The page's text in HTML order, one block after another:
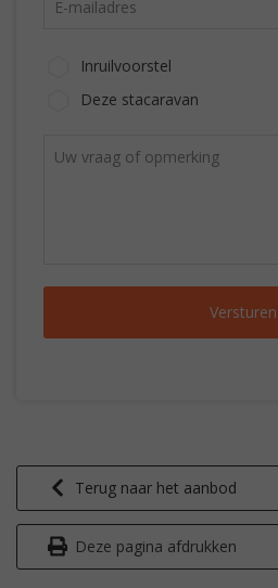
Inruilvoorstel
Deze stacaravan
Terug naar het aanbod
Deze pagina afdrukken